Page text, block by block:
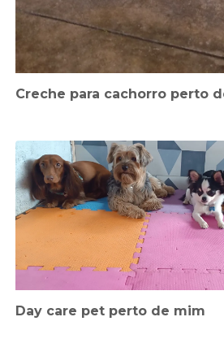
Creche para cachorro perto
Day care pet perto de mim